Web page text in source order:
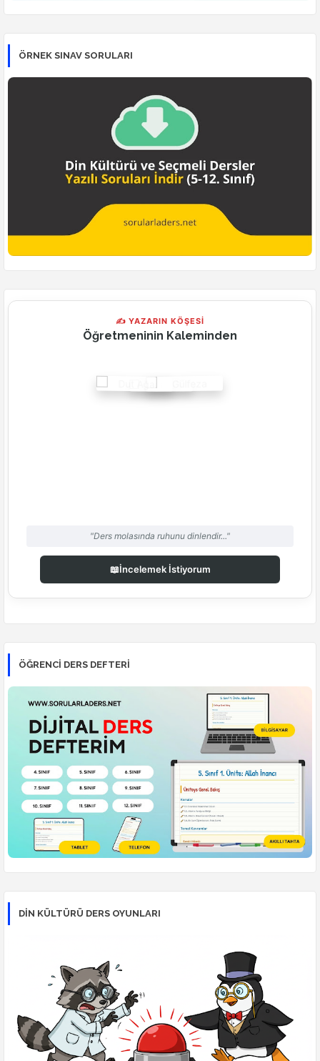
ÖRNEK SINAV SORULARI
✍ YAZARIN KÖŞESİ
Öğretmeninin Kaleminden
"Ders molasında ruhunu dinlendir..."
📖İncelemek İstiyorum
ÖĞRENCI DERS DEFTERI
DİN KÜLTÜRÜ DERS OYUNLARI